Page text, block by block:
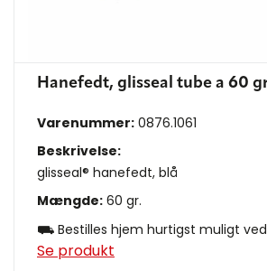
Hanefedt, glisseal tube a 60
Varenummer: 0876.1061
Beskrivelse:
glisseal® hanefedt, blå
Mængde: 60 gr.
⛟ Bestilles hjem hurtigst muligt
Se produkt